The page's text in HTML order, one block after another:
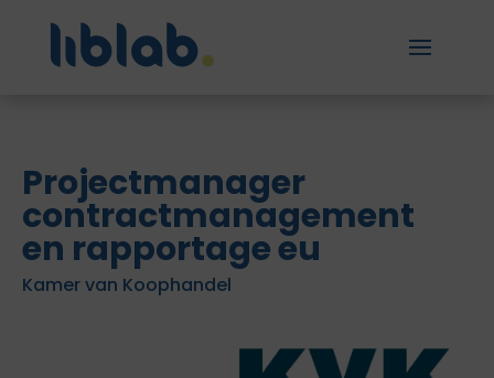
Projectmanager
contractmanagement
en rapportage eu
Kamer van Koophandel